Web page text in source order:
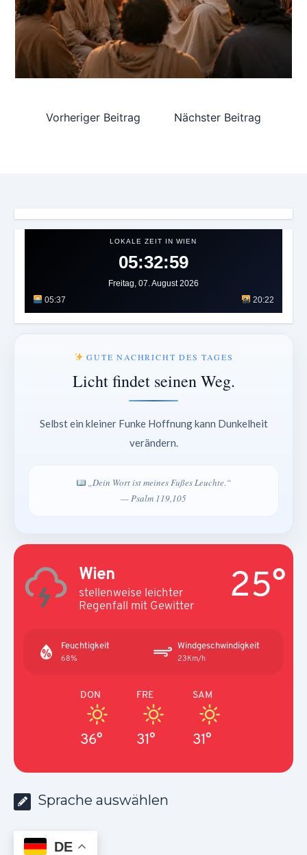
Vorheriger Beitrag Nächster Beitrag
LOKALE ZEIT IN WIEN
05:33:02
Freitag, 07. August 2026
05:37
20:22
GUTE NACHRICHT DES TAGES
Licht findet seinen Weg.
Selbst ein kleiner Funke Hoffnung kann Dunkelheit
verändern.
„Dein Wort ist meines Fußes Leuchte.“
— Psalm 119,105
Wien
stellenweise leichter
Regenfall mit Gewitter
25°
Feuchtigkeit
68%
Windgeschwindigkeit
23Km/h
DON
36°
FRE
31°
SAM
31°
Sprache auswählen
DE